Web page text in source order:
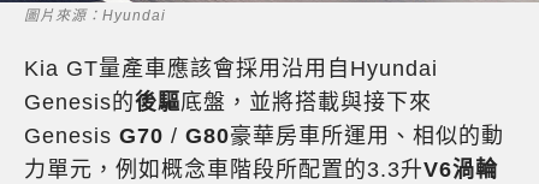
圖片來源：Hyundai
Kia GT量產車應該會採用沿用自Hyundai
Genesis的後驅底盤，並將搭載與接下來
Genesis G70 / G80豪華房車所運用、相似的動
力單元，例如概念車階段所配置的3.3升V6渦輪